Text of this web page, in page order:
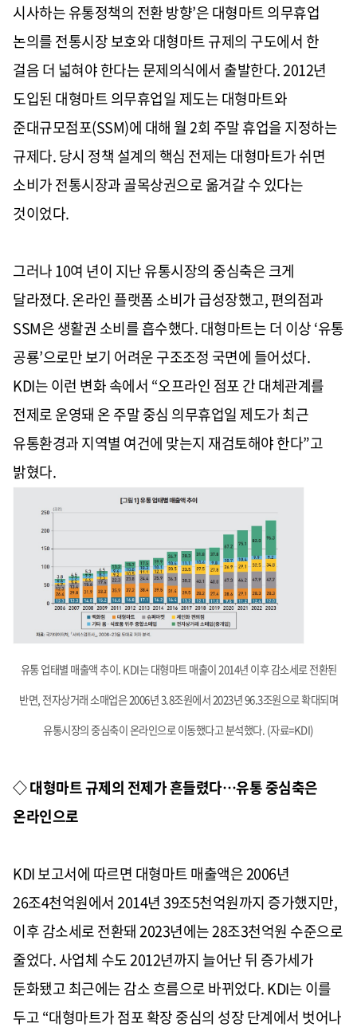
시사하는 유통정책의 전환 방향’은 대형마트 의무휴업
논의를 전통시장 보호와 대형마트 규제의 구도에서 한
걸음 더 넓혀야 한다는 문제의식에서 출발한다. 2012년
도입된 대형마트 의무휴업일 제도는 대형마트와
준대규모점포(SSM)에 대해 월 2회 주말 휴업을 지정하는
규제다. 당시 정책 설계의 핵심 전제는 대형마트가 쉬면
소비가 전통시장과 골목상권으로 옮겨갈 수 있다는
것이었다.
그러나 10여 년이 지난 유통시장의 중심축은 크게
달라졌다. 온라인 플랫폼 소비가 급성장했고, 편의점과
SSM은 생활권 소비를 흡수했다. 대형마트는 더 이상 ‘유통
공룡’으로만 보기 어려운 구조조정 국면에 들어섰다.
KDI는 이런 변화 속에서 “오프라인 점포 간 대체관계를
전제로 운영돼 온 주말 중심 의무휴업일 제도가 최근
유통환경과 지역별 여건에 맞는지 재검토해야 한다”고
밝혔다.
유통 업태별 매출액 추이. KDI는 대형마트 매출이 2014년 이후 감소세로 전환된
반면, 전자상거래 소매업은 2006년 3.8조원에서 2023년 96.3조원으로 확대되며
유통시장의 중심축이 온라인으로 이동했다고 분석했다. (자료=KDI)
◇ 대형마트 규제의 전제가 흔들렸다…유통 중심축은
온라인으로
KDI 보고서에 따르면 대형마트 매출액은 2006년
26조4천억원에서 2014년 39조5천억원까지 증가했지만,
이후 감소세로 전환돼 2023년에는 28조3천억원 수준으로
줄었다. 사업체 수도 2012년까지 늘어난 뒤 증가세가
둔화됐고 최근에는 감소 흐름으로 바뀌었다. KDI는 이를
두고 “대형마트가 점포 확장 중심의 성장 단계에서 벗어나